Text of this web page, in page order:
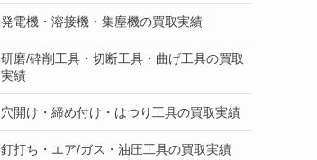
発電機・溶接機・集塵機の買取実績
研磨/砕削工具・切断工具・曲げ工具の買取
実績
穴開け・締め付け・はつり工具の買取実績
釘打ち・エア/ガス・油圧工具の買取実績